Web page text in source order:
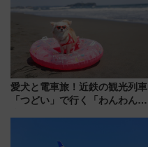
雑な手続きも不要でお手軽に楽
しめるプランが登場
愛犬と電車旅！近鉄の観光列車
「つどい」で行く「わんわん列